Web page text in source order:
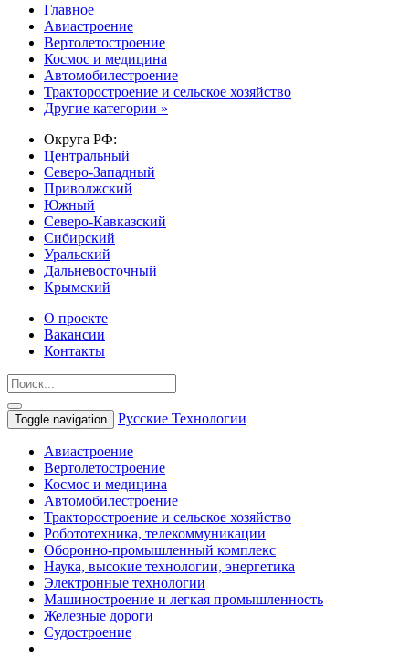
Главное
Авиастроение
Вертолетостроение
Космос и медицина
Автомобилестроение
Тракторостроение и сельское хозяйство
Другие категории »
Округа РФ:
Центральный
Северо-Западный
Приволжский
Южный
Северо-Кавказский
Сибирский
Уральский
Дальневосточный
Крымский
О проекте
Вакансии
Контакты
Toggle navigation Русские Технологии
Авиастроение
Вертолетостроение
Космос и медицина
Автомобилестроение
Тракторостроение и сельское хозяйство
Робототехника, телекоммуникации
Оборонно-промышленный комплекс
Наука, высокие технологии, энергетика
Электронные технологии
Машиностроение и легкая промышленность
Железные дороги
Судостроение